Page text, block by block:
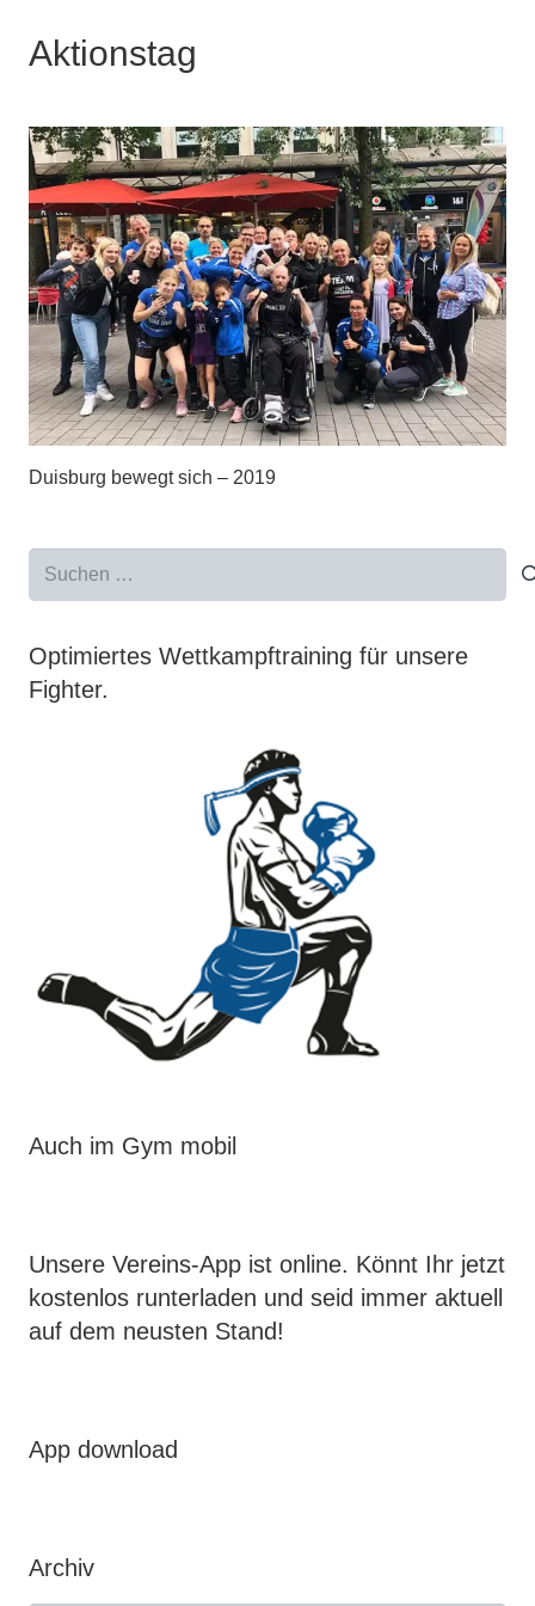
Aktionstag
Duisburg bewegt sich – 2019
Optimiertes Wettkampftraining für unsere
Fighter.
Auch im Gym mobil
Unsere Vereins-App ist online. Könnt Ihr jetzt
kostenlos runterladen und seid immer aktuell
auf dem neusten Stand!
App download
Archiv